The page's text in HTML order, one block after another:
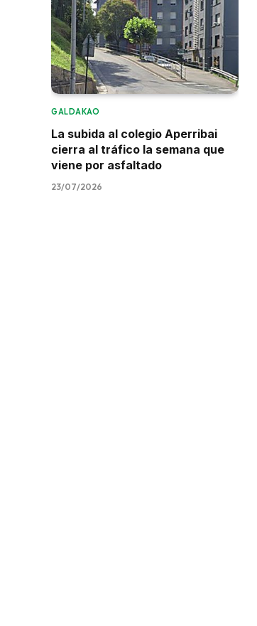
GALDAKAO
La subida al colegio Aperribai
cierra al tráfico la semana que
viene por asfaltado
23/07/2026